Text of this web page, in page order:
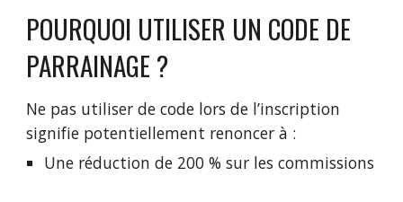
POURQUOI UTILISER UN CODE DE
PARRAINAGE ?
Ne pas utiliser de code lors de l’inscription
signifie potentiellement renoncer à :
Une réduction de 200 % sur les commissions